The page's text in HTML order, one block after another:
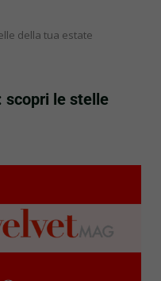
della tua estate
scopri le stelle